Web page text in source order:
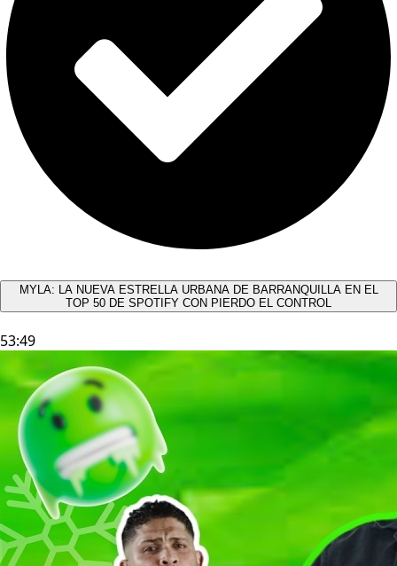
MYLA: LA NUEVA ESTRELLA URBANA DE BARRANQUILLA EN EL
TOP 50 DE SPOTIFY CON PIERDO EL CONTROL
53:49